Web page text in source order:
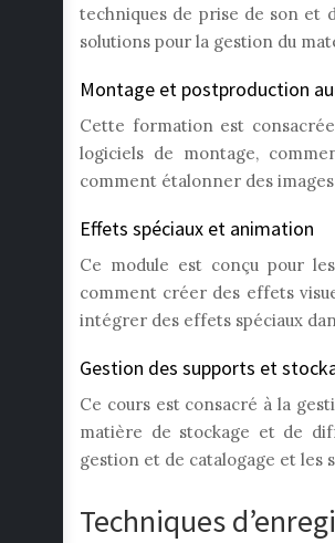
techniques de prise de son et
solutions pour la gestion du
Montage et postproduction
Cette formation est
logiciels de montage,
comment étalonner des
Effets spéciaux et animation
Ce module est conçu pour
comment créer des effets
intégrer des effets spéciaux
Gestion des supports et
Ce cours est consacré à la
matière de stockage et de
gestion et de catalogage et les
Techniques